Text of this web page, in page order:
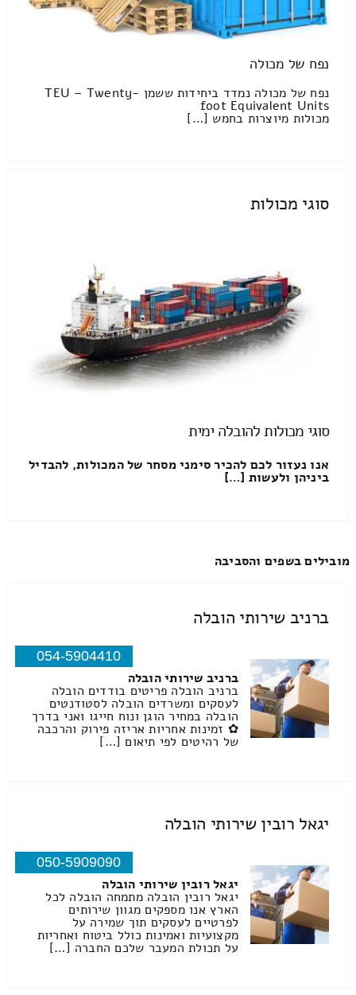
נפח של מכולה
נפח של מכולה נמדד ביחידות ששמן TEU – Twenty-
foot Equivalent Units
מכולות מיוצרות בחמש […]
סוגי מכולות
סוגי מכולות להובלה ימית
אנו נעזור לכם להכיר סימני מסחר של המכולות, להבדיל
ביניהן ולעשות […]
מובילים בשפים והסביבה
ברניב שירותי הובלה
054-5904410
ברניב שירותי הובלה
ברניב הובלה פריטים בודדים הובלה
לעסקים ומשרדים הובלה לסטודנטים
הובלה במחיר הוגן ונוח חייגו ואני בדרך
✿ זמינות אחריות אריזה פירוק והרכבה
של רהיטים לפי תיאום […]
יגאל רובין שירותי הובלה
050-5909090
יגאל רובין שירותי הובלה
יגאל רובין הובלה מתמחה הובלה לכל
הארץ אנו מספקים מגוון שירותים
לפרטיים לעסקים תוך שמירה על
מקצועיות ואמינות כולל ביטוח ואחריות
על תכולת המעבר שלכם החברה […]